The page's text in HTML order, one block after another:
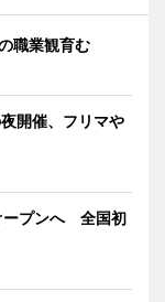
職業観育む
開催、フリマや
ープンへ 全国初